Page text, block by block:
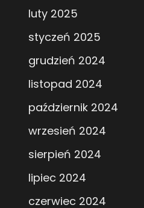
luty 2025
styczeń 2025
grudzień 2024
listopad 2024
październik 2024
wrzesień 2024
sierpień 2024
lipiec 2024
czerwiec 2024